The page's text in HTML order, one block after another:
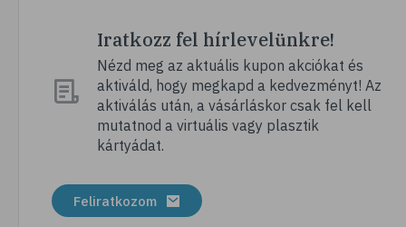
# vérnyomáscsökkentés
# megfázás
# influenza
# fertőző betegségek
# köhögés
Iratkozz fel hírlevelünkre!
Nézd meg az aktuális kupon akciókat és
aktiváld, hogy megkapd a kedvezményt! Az
aktiválás után, a vásárláskor csak fel kell
mutatnod a virtuális vagy plasztik
kártyádat.
Feliratkozom